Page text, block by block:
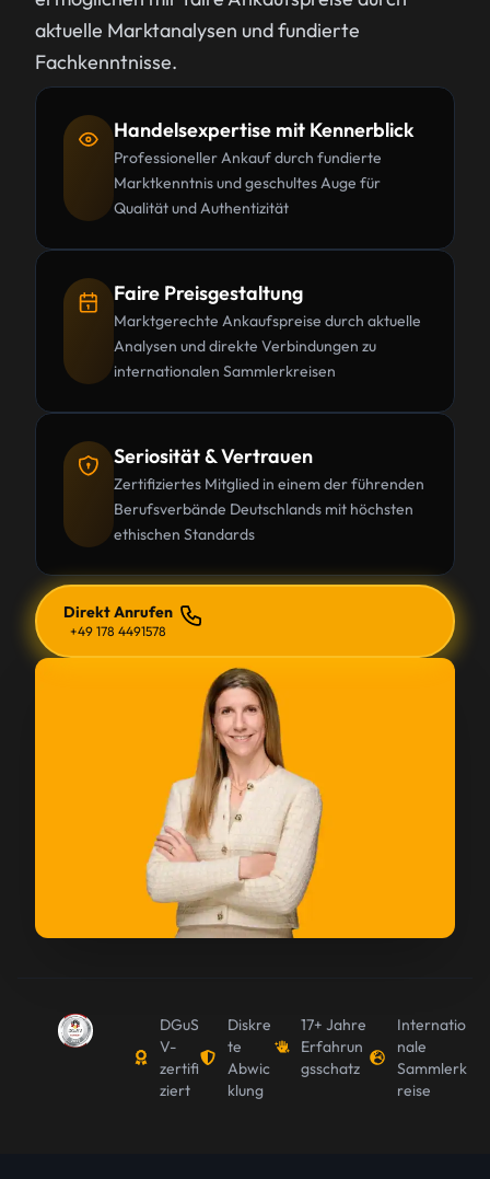
aktuelle Marktanalysen und fundierte
Fachkenntnisse.
Handelsexpertise mit Kennerblick
Professioneller Ankauf durch fundierte
Marktkenntnis und geschultes Auge für
Qualität und Authentizität
Faire Preisgestaltung
Marktgerechte Ankaufspreise durch aktuelle
Analysen und direkte Verbindungen zu
internationalen Sammlerkreisen
Seriosität & Vertrauen
Zertifiziertes Mitglied in einem der führenden
Berufsverbände Deutschlands mit höchsten
ethischen Standards
Direkt Anrufen
+49 178 4491578
DGuS
V-
zertifi
ziert
Diskre
te
Abwic
klung
17+ Jahre
Erfahrun
gsschatz
Internatio
nale
Sammlerk
reise